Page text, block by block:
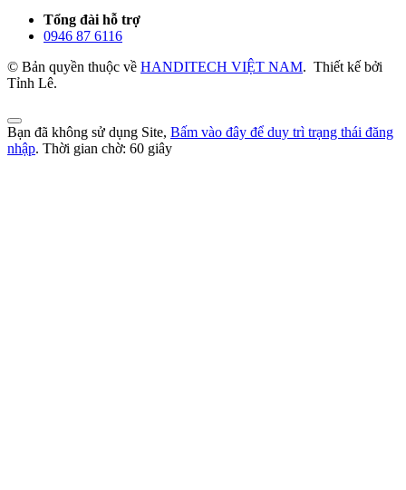
Tổng đài hỗ trợ
0946 87 6116
© Bản quyền thuộc về HANDITECH VIỆT NAM. Thiết kế bởi
Tỉnh Lê.
Bạn đã không sử dụng Site, Bấm vào đây để duy trì trạng thái đăng
nhập. Thời gian chờ: 60 giây